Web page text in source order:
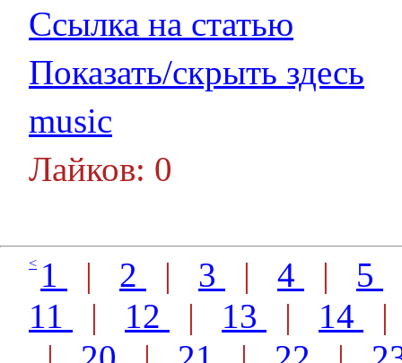
Ссылка на статью
Показать/скрыть здесь
music
Лайков: 0
< 1 | 2 | 3 | 4 | 5
11
| 12 | 13 | 14